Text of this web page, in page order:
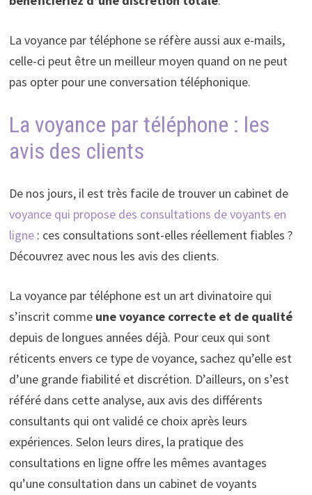
La voyance par téléphone se réfère aussi aux e-mails,
celle-ci peut être un meilleur moyen quand on ne peut
pas opter pour une conversation téléphonique.
La voyance par téléphone : les
avis des clients
De nos jours, il est très facile de trouver un cabinet de
voyance qui propose des consultations de voyants en
ligne: ces consultations sont-elles réellement fiables ?
Découvrez avec nous les avis des clients.
La voyance par téléphone est un art divinatoire qui
s’inscrit comme une voyance correcte et de qualité
depuis de longues années déjà. Pour ceux qui sont
réticents envers ce type de voyance, sachez qu’elle est
d’une grande fiabilité et discrétion. D’ailleurs, on s’est
référé dans cette analyse, aux avis des différents
consultants qui ont validé ce choix après leurs
expériences. Selon leurs dires, la pratique des
consultations en ligne offre les mêmes avantages
qu’une consultation dans un cabinet de voyants